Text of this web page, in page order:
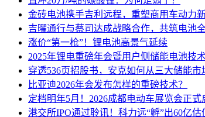
金砖电池携手吉利远程，重塑商用车动力
吉曜通行与蔡司达成战略合作，共筑电池
涨价“第一枪”！锂电池高景气延续
2025年锂电重磅年会暨用户侧储能电池技
穿透536页招股书，安克如何从三大储能市
比亚迪2026年会发布怎样的重磅技术？
定档明年5月！2026成都电动车展览会正式
港交所IPO通过聆讯！科力远“孵”出60亿估